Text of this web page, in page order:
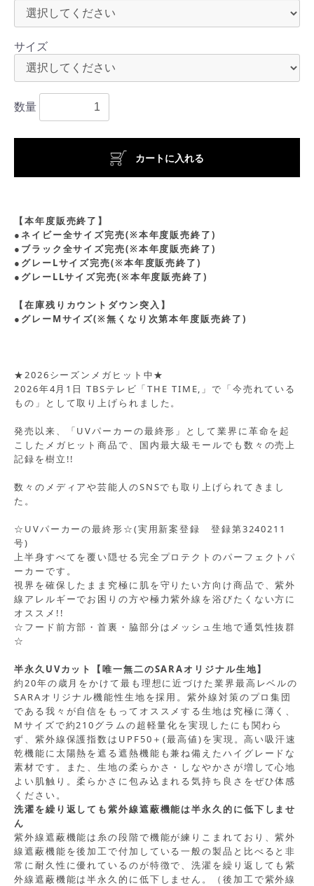
サイズ
数量
カートに入れる
【本年度販売終了】
●ネイビー全サイズ完売(※本年度販売終了)
●ブラック全サイズ完売(※本年度販売終了)
●グレーLサイズ完売(※本年度販売終了)
●グレーLLサイズ完売(※本年度販売終了)
【在庫残りカウントダウン突入】
●グレーMサイズ(※無くなり次第本年度販売終了)
★2026シーズンメガヒット中★
2026年4月1日 TBSテレビ「THE TIME,」で「今売れている
もの」として取り上げられました。
発売以来、「UVパーカーの最終形」として業界に革命を起
こしたメガヒット商品で、国内最大級モールでも数々の売上
記録を樹立!!
数々のメディアや芸能人のSNSでも取り上げられてきまし
た。
☆UVパーカーの最終形☆(実用新案登録 登録第3240211
号)
上半身すべてを覆い隠せる完全プロテクトのパーフェクトパ
ーカーです。
視界を確保したまま究極に肌を守りたい方向け商品で、紫外
線アレルギーでお困りの方や極力紫外線を浴びたくない方に
オススメ!!
☆フード前方部・首裏・脇部分はメッシュ生地で通気性抜群
☆
半永久UVカット【唯一無二のSARAオリジナル生地】
約20年の歳月をかけて最も理想に近づけた業界最高レベルの
SARAオリジナル機能性生地を採用。紫外線対策のプロ集団
である我々が自信をもってオススメする生地は究極に薄く、
Mサイズで約210グラムの超軽量化を実現したにも関わら
ず、紫外線保護指数はUPF50＋(最高値)を実現。高い吸汗速
乾機能に太陽熱を遮る遮熱機能も兼ね備えたハイグレードな
素材です。また、生地の柔らかさ・しなやかさが増して心地
よい肌触り。柔らかさに包み込まれる気持ち良さをぜひ体感
ください。
洗濯を繰り返しても紫外線遮蔽機能は半永久的に低下しませ
ん
紫外線遮蔽機能は糸の段階で機能が練りこまれており、紫外
線遮蔽機能を後加工で付加している一般の製品と比べると非
常に耐久性に優れているのが特徴で、洗濯を繰り返しても紫
外線遮蔽機能は半永久的に低下しません。（後加工で紫外線